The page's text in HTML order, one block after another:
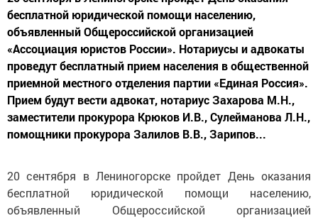
бесплатной юридической помощи населению,
объявленный Общероссийской организацией
«Ассоциация юристов России». Нотариусы и адвокаты
проведут бесплатный прием населения в общественной
приемной местного отделения партии «Единая Россия».
Прием будут вести адвокат, нотариус Захарова М.Н.,
заместители прокурора Крюков И.В., Сулейманова Л.Н.,
помощники прокурора Залилов В.В., Зарипов...
20 сентября в Лениногорске пройдет День оказания
бесплатной юридической помощи населению,
объявленный Общероссийской организацией